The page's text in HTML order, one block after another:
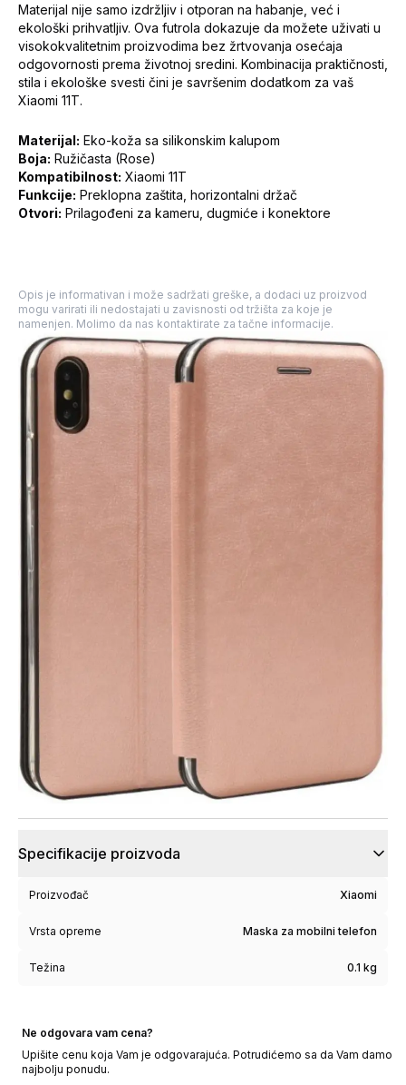
Materijal nije samo izdržljiv i otporan na habanje, već i
ekološki prihvatljiv. Ova futrola dokazuje da možete uživati u
visokokvalitetnim proizvodima bez žrtvovanja osećaja
odgovornosti prema životnoj sredini. Kombinacija praktičnosti,
stila i ekološke svesti čini je savršenim dodatkom za vaš
Xiaomi 11T.
Materijal: Eko-koža sa silikonskim kalupom
Boja: Ružičasta (Rose)
Kompatibilnost: Xiaomi 11T
Funkcije: Preklopna zaštita, horizontalni držač
Otvori: Prilagođeni za kameru, dugmiće i konektore
Opis je informativan i može sadržati greške, a dodaci uz proizvod
mogu varirati ili nedostajati u zavisnosti od tržišta za koje je
namenjen. Molimo da nas kontaktirate za tačne informacije.
Specifikacije proizvoda
Proizvođač Xiaomi
Vrsta opreme Maska za mobilni telefon
Težina 0.1 kg
Ne odgovara vam cena?
Upišite cenu koja Vam je odgovarajuća. Potrudićemo sa da Vam damo
najbolju ponudu.